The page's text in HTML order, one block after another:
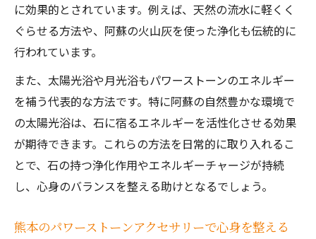
に効果的とされています。例えば、天然の流水に軽くく
ぐらせる方法や、阿蘇の火山灰を使った浄化も伝統的に
行われています。
また、太陽光浴や月光浴もパワーストーンのエネルギー
を補う代表的な方法です。特に阿蘇の自然豊かな環境で
の太陽光浴は、石に宿るエネルギーを活性化させる効果
が期待できます。これらの方法を日常的に取り入れるこ
とで、石の持つ浄化作用やエネルギーチャージが持続
し、心身のバランスを整える助けとなるでしょう。
熊本のパワーストーンアクセサリーで心身を整える